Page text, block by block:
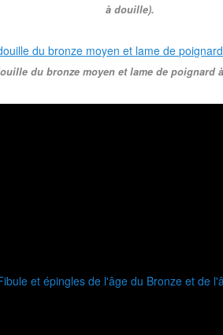
à douille).
du bronze moyen et lame de poignard